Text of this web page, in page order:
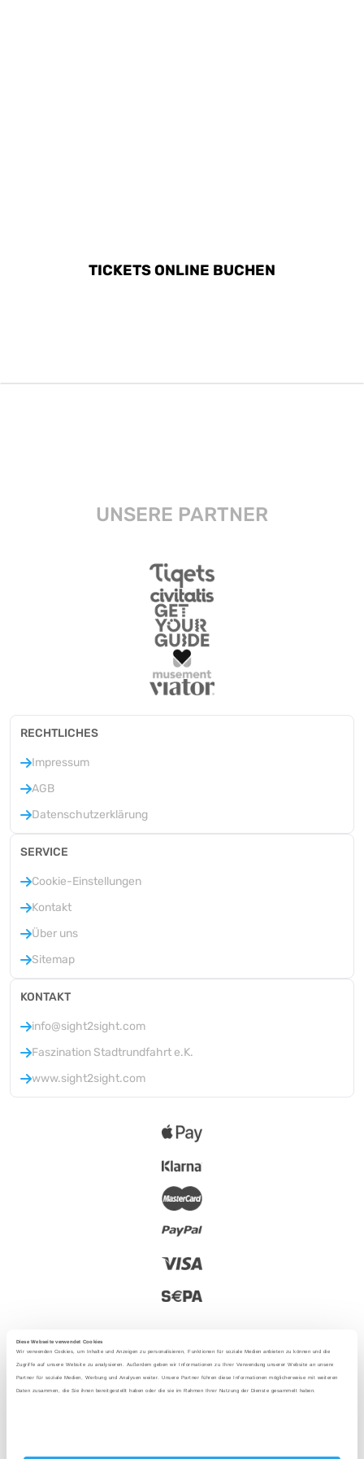
Diese Webseite verwendet Cookies
Wir verwenden Cookies, um Inhalte und Anzeigen zu personalisieren, Funktionen für soziale Medien anbieten zu können und die
Zugriffe auf unsere Website zu analysieren. Außerdem geben wir Informationen zu Ihrer Verwendung unserer Website an unsere
Partner für soziale Medien, Werbung und Analysen weiter. Unsere Partner führen diese Informationen möglicherweise mit weiteren
Daten zusammen, die Sie ihnen bereitgestellt haben oder die sie im Rahmen Ihrer Nutzung der Dienste gesammelt haben.
TICKETS ONLINE BUCHEN
UNSERE PARTNER
RECHTLICHES
Impressum
AGB
Datenschutzerklärung
SERVICE
Cookie-Einstellungen
Kontakt
Über uns
Sitemap
KONTAKT
info@sight2sight.com
Faszination Stadtrundfahrt e.K.
www.sight2sight.com
2025 - Mit Liebe aus Berlin